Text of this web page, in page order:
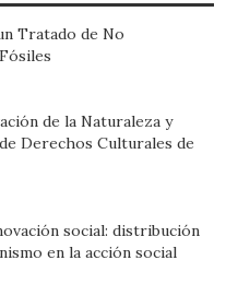
Tratado de No
de la Naturaleza y
Derechos Culturales de
social: distribución
en la acción social